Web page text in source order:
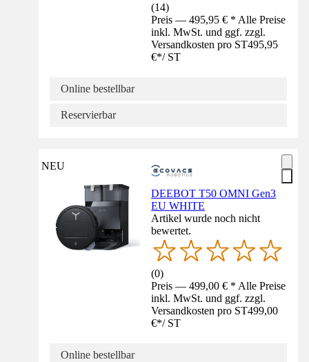
(14)
Preis — 495,95 € * Alle Preise
inkl. MwSt. und ggf. zzgl.
Versandkosten pro ST495,95
€*/ ST
Online bestellbar
Reservierbar
NEU
DEEBOT T50 OMNI Gen3
EU WHITE
Artikel wurde noch nicht
bewertet.
(0)
Preis — 499,00 € * Alle Preise
inkl. MwSt. und ggf. zzgl.
Versandkosten pro ST499,00
€*/ ST
Online bestellbar